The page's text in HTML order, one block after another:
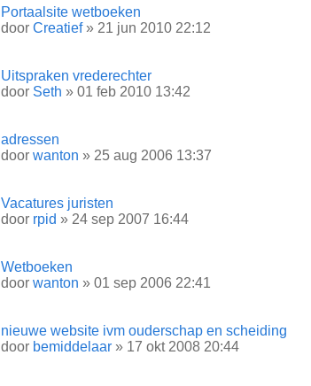
Portaalsite wetboeken
door Creatief» 21 jun 2010 22:12
Uitspraken vrederechter
door Seth » 01 feb 2010 13:42
adressen
door wanton » 25 aug 2006 13:37
Vacatures juristen
door rpid » 24 sep 2007 16:44
Wetboeken
door wanton » 01 sep 2006 22:41
nieuwe website ivm ouderschap en scheiding
door bemiddelaar » 17 okt 2008 20:44